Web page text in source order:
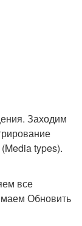
Заходим
types).
все
Обновить